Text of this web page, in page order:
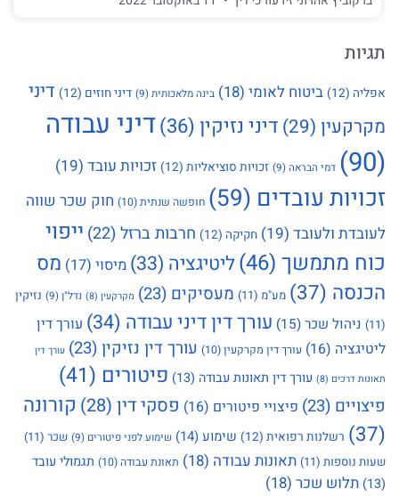
תגיות
אפליה (12) ביטוח לאומי (18) בינה מלאכותית(9) דיני חוזים (12)
דיני
מקרקעין (29) דיני נזיקין (36)
דיני עבודה
(90)
דמי הבראה(9) זכויות סוציאליות (12) זכויות עובד (19)
זכויות עובדים (59) חופשה שנתית(10)
חוק שכר שווה
לעובדת ולעובד (19) חקיקה (12) חרבות ברזל (22)
ייפוי
כוח מתמשך (46) ליטיגציה (33) מיסוי (17)
מס
הכנסה (37) מע"מ (11) מעסיקים (23) מקרקעין (8) נדל"ן(9)
נזיקין
(11)
ניהול שכר(15) עורך דין דיני עבודה (34)
עורך דין
ליטיגציה (16) עורך דין מקרקעין(10) עורך דין נזיקין(23) עורך דין
תאונות דרכים (8) עורך דין תאונות עבודה (13) פיטורים (41)
פיצויים (23) פיצויי פיטורים (16) פסקי דין (28)
קורונה
(37)
רשלנות רפואית (12) שימוע(14) שימוע לפני פיטורים (9) שכר (11)
שעות נוספות (11) תאונות עבודה (18) תאונת עבודה (10)
תגמולי עובד
(13)
תלוש שכר (18)